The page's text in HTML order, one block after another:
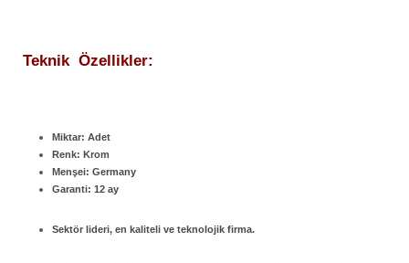
Teknik Özellikler:
Miktar: Adet
Renk: Krom
Menşei: Germany
Garanti: 12 ay
Sektör lideri, en kaliteli ve teknolojik firma.